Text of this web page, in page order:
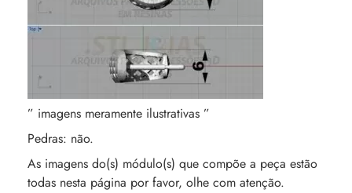
” imagens meramente ilustrativas ”
Pedras: não.
As imagens do(s) módulo(s) que compõe a peça estão
todas nesta página por favor, olhe com atenção.